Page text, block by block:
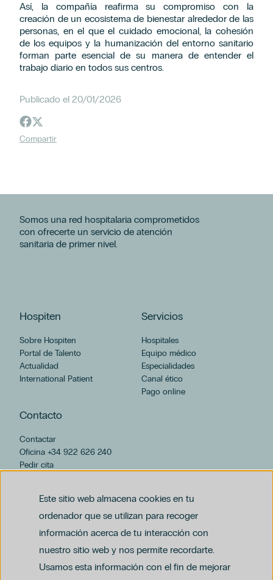
Este sitio web almacena cookies en tu
ordenador que se utilizan para recoger
información acerca de tu interacción con
nuestro sitio web y nos permite recordarte.
Usamos esta información con el fin de mejorar
Publicado el 20/01/2026
Compartir
Así, la compañía reafirma su compromiso con la
creación de un ecosistema de bienestar alrededor de las
personas, en el que el cuidado emocional, la cohesión
de los equipos y la humanización del entorno sanitario
forman parte esencial de su manera de entender el
trabajo diario en todos sus centros.
Somos una red hospitalaria comprometidos
con ofrecerte un servicio de atención
sanitaria de primer nivel.
Hospiten
Sobre Hospiten
Portal de Talento
Actualidad
International Patient
Servicios
Hospitales
Equipo médico
Especialidades
Canal ético
Pago online
Contacto
Contactar
Oficina +34 922 626 240
Pedir cita